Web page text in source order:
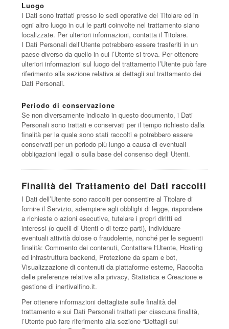
Luogo
I Dati sono trattati presso le sedi operative del Titolare ed in
ogni altro luogo in cui le parti coinvolte nel trattamento siano
localizzate. Per ulteriori informazioni, contatta il Titolare.
I Dati Personali dell’Utente potrebbero essere trasferiti in un
paese diverso da quello in cui l’Utente si trova. Per ottenere
ulteriori informazioni sul luogo del trattamento l’Utente può fare
riferimento alla sezione relativa ai dettagli sul trattamento dei
Dati Personali.
Periodo di conservazione
Se non diversamente indicato in questo documento, i Dati
Personali sono trattati e conservati per il tempo richiesto dalla
finalità per la quale sono stati raccolti e potrebbero essere
conservati per un periodo più lungo a causa di eventuali
obbligazioni legali o sulla base del consenso degli Utenti.
Finalità del Trattamento dei Dati raccolti
I Dati dell’Utente sono raccolti per consentire al Titolare di
fornire il Servizio, adempiere agli obblighi di legge, rispondere
a richieste o azioni esecutive, tutelare i propri diritti ed
interessi (o quelli di Utenti o di terze parti), individuare
eventuali attività dolose o fraudolente, nonché per le seguenti
finalità: Commento dei contenuti, Contattare l'Utente, Hosting
ed infrastruttura backend, Protezione da spam e bot,
Visualizzazione di contenuti da piattaforme esterne, Raccolta
delle preferenze relative alla privacy, Statistica e Creazione e
gestione di inertivalfino.it.
Per ottenere informazioni dettagliate sulle finalità del
trattamento e sui Dati Personali trattati per ciascuna finalità,
l’Utente può fare riferimento alla sezione “Dettagli sul